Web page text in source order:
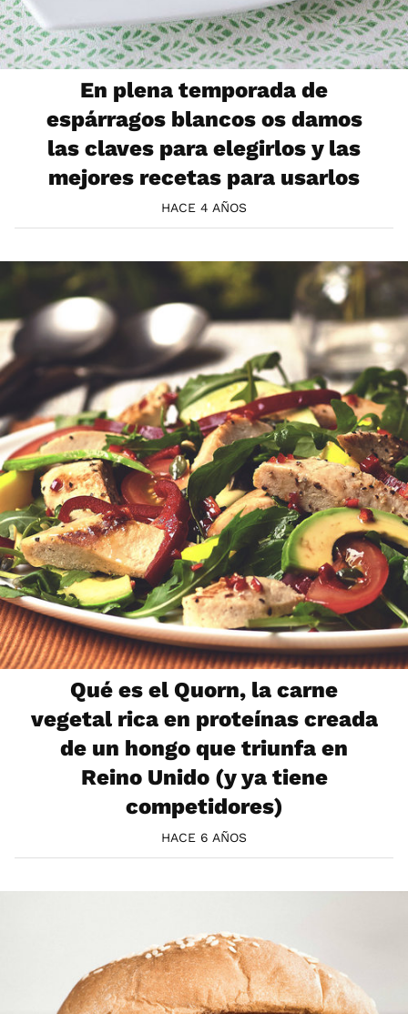
En plena temporada de
espárragos blancos os damos
las claves para elegirlos y las
mejores recetas para usarlos
HACE 4 AÑOS
Qué es el Quorn, la carne
vegetal rica en proteínas creada
de un hongo que triunfa en
Reino Unido (y ya tiene
competidores)
HACE 6 AÑOS